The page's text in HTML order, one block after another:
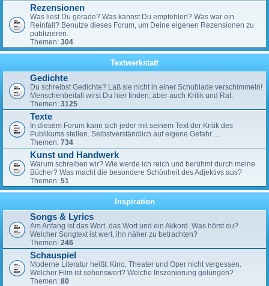
Rezensionen
Was liest Du gerade? Was kannst Du empfehlen? Was war ein
Reinfall? Benutze dieses Forum, um Deine eigenen Rezensionen zu
publizieren.
Themen: 304
Textwerkstatt
Gedichte
Du schreibst Gedichte? Laß sie nicht in einer Schublade verschimmeln!
Menschenbeifall wirst Du hier finden, aber auch Kritik und Rat.
Themen: 3125
Texte
In diesem Forum kann sich jeder mit seinem Text der Kritik des
Publikums stellen. Selbstverständlich auf eigene Gefahr ...
Themen: 734
Kunst und Handwerk
Warum schreiben wir? Wie werde ich reich und berühmt durch meine
Bücher? Was macht die besondere Schönheit des Adjektivs aus?
Themen: 51
Inspiration
Songs & Lyrics
Am Anfang ist das Wort, das Wort und ein Akkord. Was hörst du?
Welcher Songtext ist wert, ihn näher zu betrachten?
Themen: 246
Schauspiel
Moderne Literatur heißt: Kino, Theater und Oper nicht vergessen.
Welcher Film ist sehenswert? Welche Inszenierung gelungen?
Themen: 80